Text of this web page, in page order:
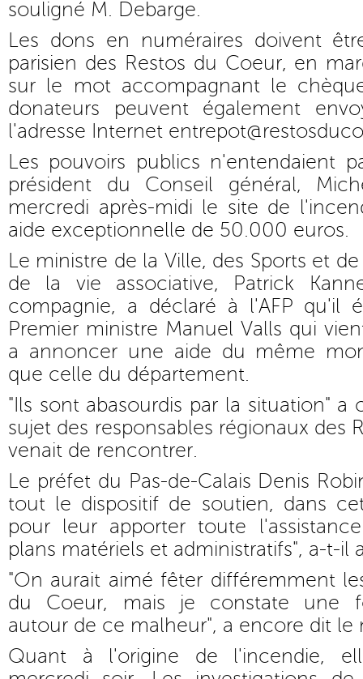
souligné M. Debarge.
Les dons en numéraires doivent
parisien des Restos du Coeur, en
sur le mot accompagnant le
donateurs peuvent également
l'adresse Internet
Les pouvoirs publics n'entendaient
président du Conseil général,
mercredi après-midi le site de
aide exceptionnelle de 50.000 euros.
Le ministre de la Ville, des Sports et
de la vie associative, Patrick
compagnie, a déclaré à l'AFP qu'il
Premier ministre Manuel Valls qui
a annoncer une aide du même
que celle du département.
"Ils sont abasourdis par la situation" a
sujet des responsables régionaux des
venait de rencontrer.
Le préfet du Pas-de-Calais Denis
tout le dispositif de soutien, dans
pour leur apporter toute
plans matériels et administratifs", a-t-il
"On aurait aimé fêter différemment
du Coeur, mais je constate une
autour de ce malheur", a encore dit le
Quant à l'origine de l'incendie,